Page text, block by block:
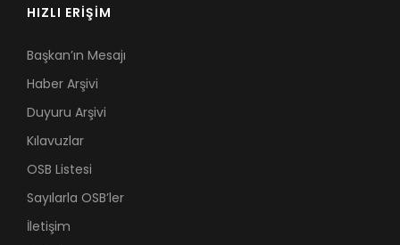
HIZLI ERİŞİM
Başkan’ın Mesajı
Haber Arşivi
Duyuru Arşivi
Kılavuzlar
OSB Listesi
Sayılarla OSB’ler
İletişim